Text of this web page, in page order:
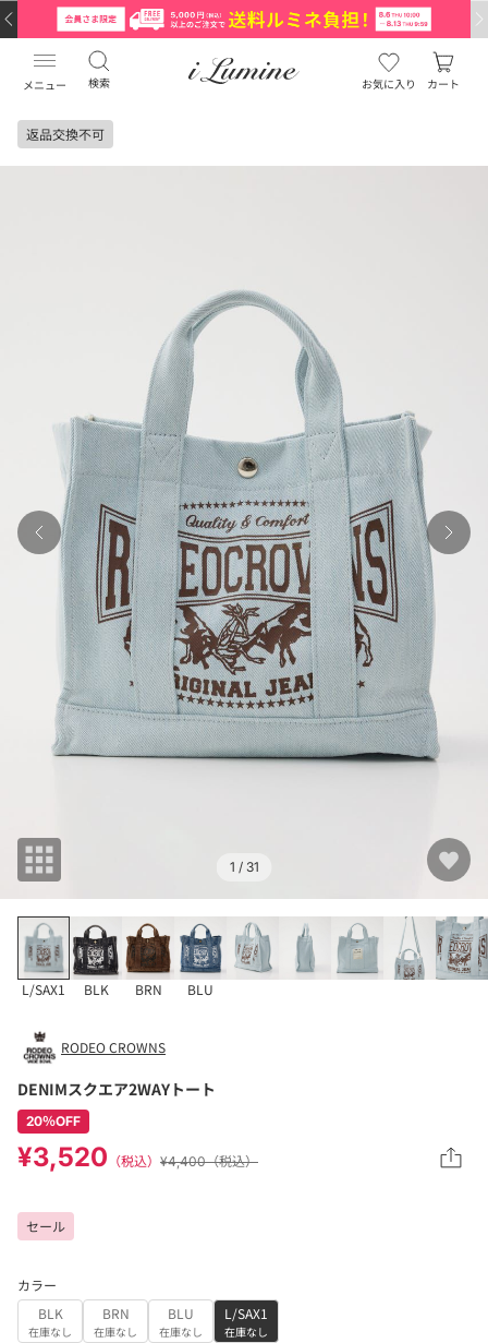
メニュー 検索 お気に入り カート
返品交換不可
1 / 31
L/SAX1 BLK BRN BLU
RODEO CROWNS
DENIMスクエア2WAYトート
20％OFF
¥3,520 （税込） ¥4,400（税込）
セール
カラー
BLK
在庫なし
BRN
在庫なし
BLU
在庫なし
L/SAX1
在庫なし